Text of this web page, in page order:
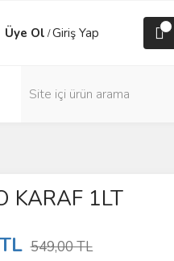
Üye Ol /Giriş Yap
KARAF 1LT
549,00 TL